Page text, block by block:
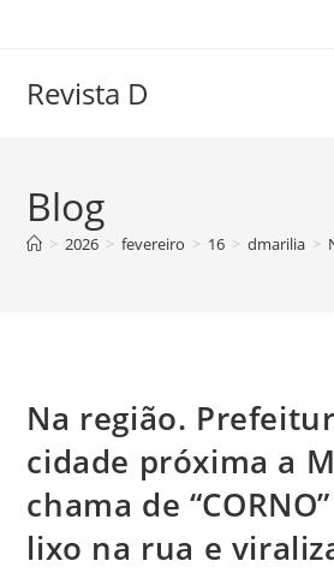
conteúdo
Revista D
Blog
> 2026 > fevereiro > 16 > dmarilia >
Na região.
cidade próxima a
chama de
lixo na rua e